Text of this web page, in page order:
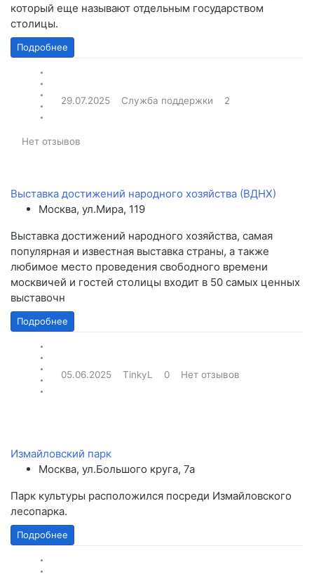
который еще называют отдельным государством
столицы.
Подробнее
29.07.2025 Служба поддержки 2
Нет отзывов
Выставка достижений народного хозяйства (ВДНХ)
Москва, ул.Мира, 119
Выставка достижений народного хозяйства, самая
популярная и известная выставка страны, а также
любимое место проведения свободного времени
москвичей и гостей столицы входит в 50 самых ценных
выставочн
Подробнее
05.06.2025 TinkyL 0 Нет отзывов
Измайловский парк
Москва, ул.Большого круга, 7а
Парк культуры расположился посреди Измайловского
лесопарка.
Подробнее